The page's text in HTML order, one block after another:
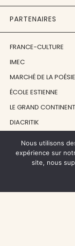
PARTENAIRES
FRANCE-CULTURE
IMEC
MARCHÉ DE LA POÉSIE
ÉCOLE ESTIENNE
LE GRAND CONTINENT
DIACRITIK
NOS SOUTIENS
CENTRE NATIONAL
Nous utilisons
expérience sur
site, nous